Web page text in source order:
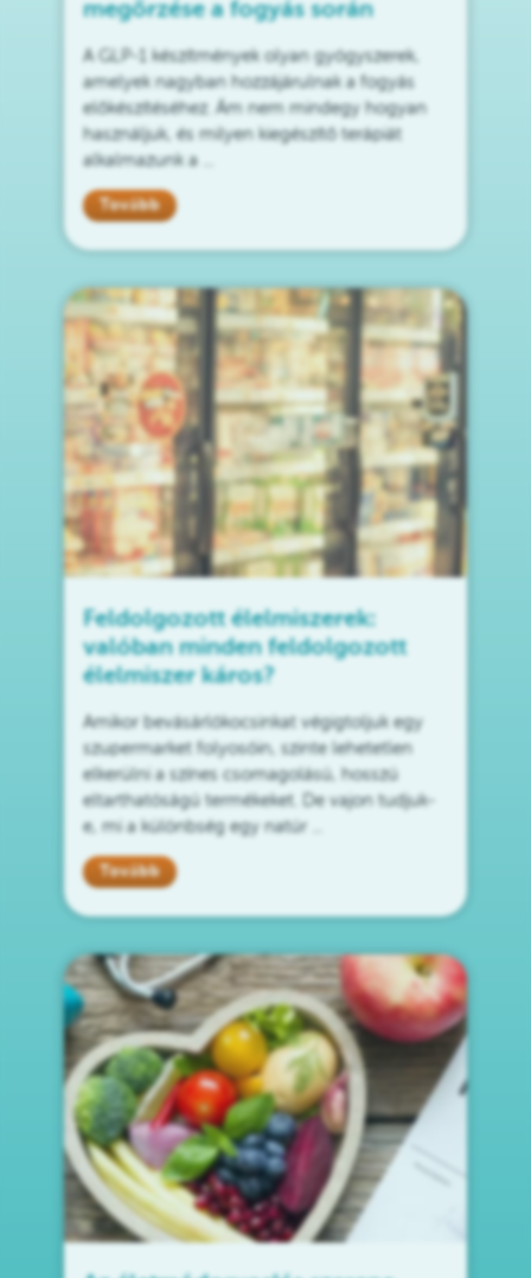
megőrzése a fogyás során
A GLP-1 készítmények olyan gyógyszerek,
amelyek nagyban hozzájárulnak a fogyás
előkészítéséhez. Ám nem mindegy hogyan
használjuk, és milyen kiegészítő terápiát
alkalmazunk a ...
Tovább
Feldolgozott élelmiszerek:
valóban minden feldolgozott
élelmiszer káros?
Amikor bevásárlókocsinkat végigtoljuk egy
szupermarket folyosóin, szinte lehetetlen
elkerülni a színes csomagolású, hosszú
eltarthatóságú termékeket. De vajon tudjuk-
e, mi a különbség egy natúr ...
Tovább